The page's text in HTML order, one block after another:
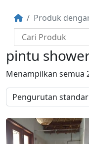
Produk
pintu
Menampilkan semua